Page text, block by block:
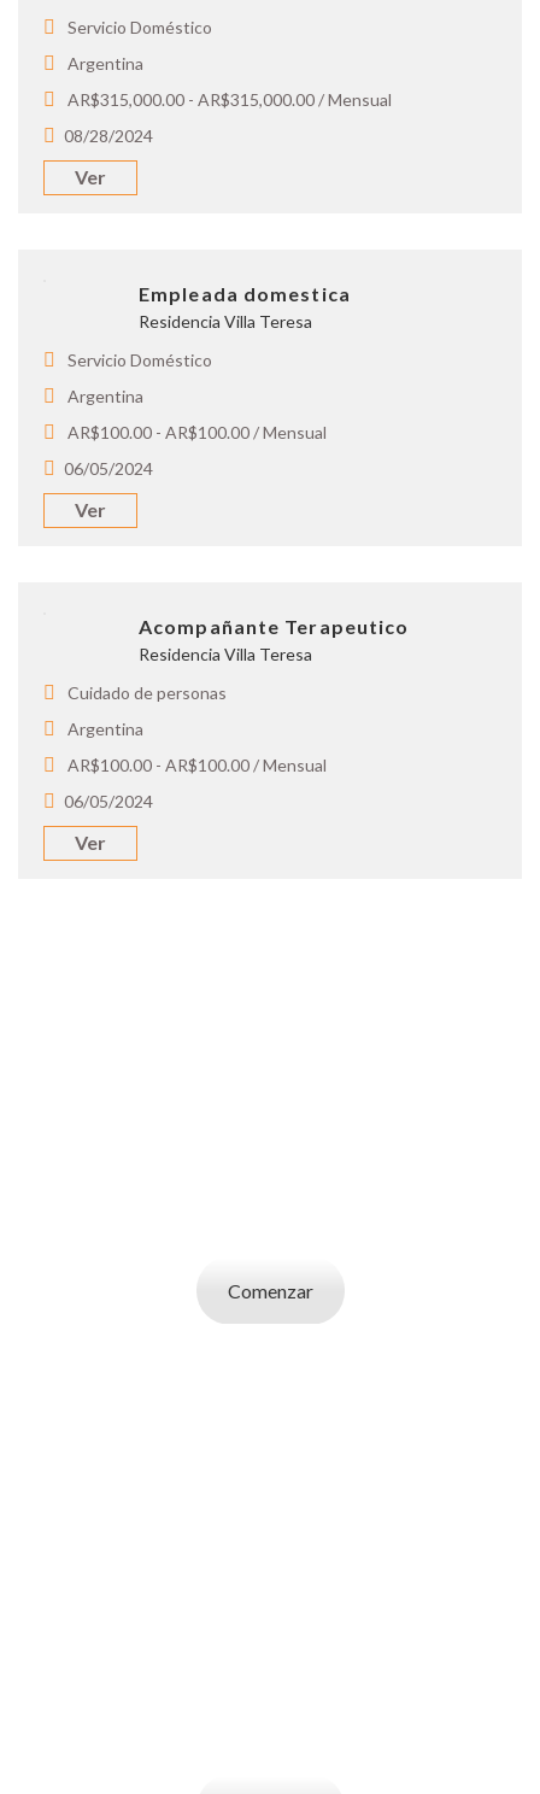
Servicio Doméstico
Argentina
AR$315,000.00 - AR$315,000.00 / Mensual
08/28/2024
Ver
Empleada domestica
Residencia Villa Teresa
Servicio Doméstico
Argentina
AR$100.00 - AR$100.00 / Mensual
06/05/2024
Ver
Acompañante Terapeutico
Residencia Villa Teresa
Cuidado de personas
Argentina
AR$100.00 - AR$100.00 / Mensual
06/05/2024
Ver
Comenzar